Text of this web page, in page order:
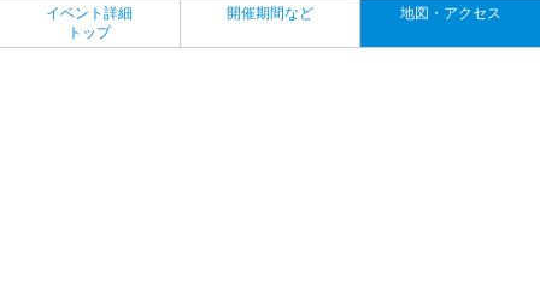
イベント詳細
トップ
開催期間など 地図・アクセス